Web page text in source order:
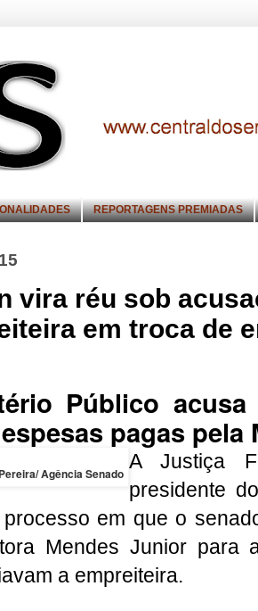
REPORTAGENS PREMIADAS
vira réu sob
em troca de
Público
pagas pela
Agência Senado
A Justiça
presidente
em que o
Mendes Junior para
a empreiteira.